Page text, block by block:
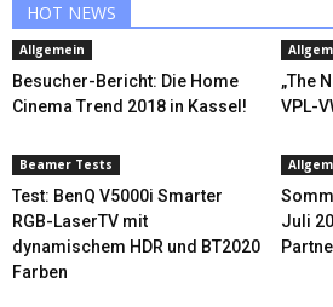
HOT NEWS
Allgemein
Besucher-Bericht: Die Home
Cinema Trend 2018 in Kassel!
„The
VPL-
Beamer Tests
Test: BenQ V5000i Smarter
RGB-LaserTV mit
dynamischem HDR und BT2020
Farben
Juli